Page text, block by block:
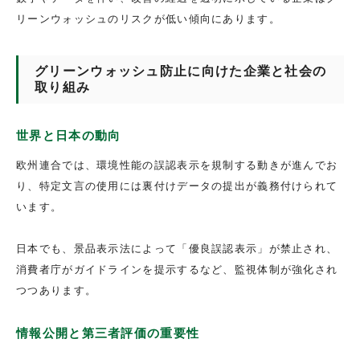
リーンウォッシュのリスクが低い傾向にあります。
グリーンウォッシュ防止に向けた企業と社会の
取り組み
世界と日本の動向
欧州連合では、環境性能の誤認表示を規制する動きが進んでお
り、特定文言の使用には裏付けデータの提出が義務付けられて
います。
日本でも、景品表示法によって「優良誤認表示」が禁止され、
消費者庁がガイドラインを提示するなど、監視体制が強化され
つつあります。
情報公開と第三者評価の重要性